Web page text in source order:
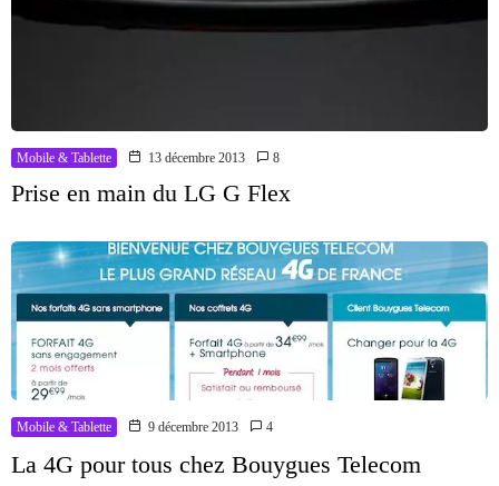
Mobile & Tablette 13 décembre 2013 8
Prise en main du LG G Flex
Mobile & Tablette 9 décembre 2013 4
La 4G pour tous chez Bouygues Telecom